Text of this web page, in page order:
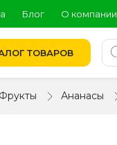
Блог О компании
ТОВАРОВ
Фрукты Ананасы